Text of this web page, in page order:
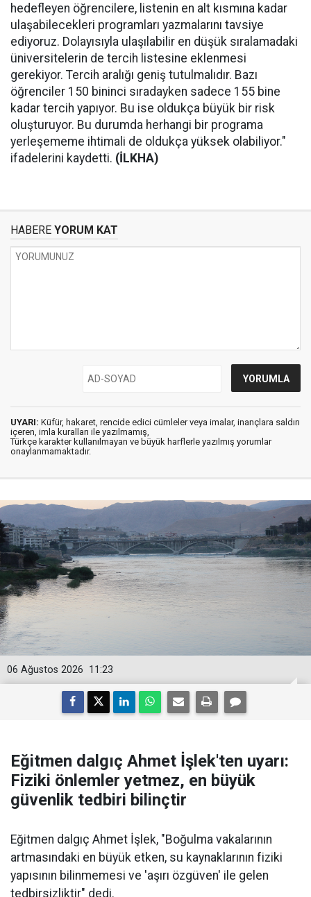
hedefleyen öğrencilere, listenin en alt kısmına kadar
ulaşabilecekleri programları yazmalarını tavsiye
ediyoruz. Dolayısıyla ulaşılabilir en düşük sıralamadaki
üniversitelerin de tercih listesine eklenmesi
gerekiyor. Tercih aralığı geniş tutulmalıdır. Bazı
öğrenciler 150 bininci sıradayken sadece 155 bine
kadar tercih yapıyor. Bu ise oldukça büyük bir risk
oluşturuyor. Bu durumda herhangi bir programa
yerleşememe ihtimali de oldukça yüksek olabiliyor."
ifadelerini kaydetti. (İLKHA)
HABERE YORUM KAT
UYARI: Küfür, hakaret, rencide edici cümleler veya imalar, inançlara saldırı
içeren, imla kuralları ile yazılmamış,
Türkçe karakter kullanılmayan ve büyük harflerle yazılmış yorumlar
onaylanmamaktadır.
11:23
06 Ağustos 2026
Eğitmen dalgıç Ahmet İşlek'ten uyarı:
Fiziki önlemler yetmez, en büyük
güvenlik tedbiri bilinçtir
Eğitmen dalgıç Ahmet İşlek, "Boğulma vakalarının
artmasındaki en büyük etken, su kaynaklarının fiziki
yapısının bilinmemesi ve 'aşırı özgüven' ile gelen
tedbirsizliktir" dedi.